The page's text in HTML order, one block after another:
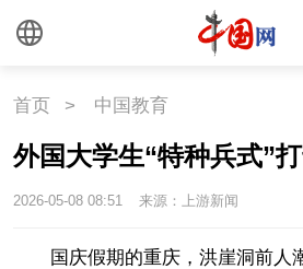
首页 > 中国教育
外国大学生“特种兵式”
2026-05-08 08:51 来源：上游新闻
国庆假期的重庆，洪崖洞前人